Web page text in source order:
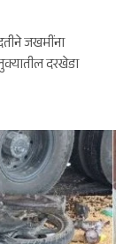
जखमींना
दरखेडा